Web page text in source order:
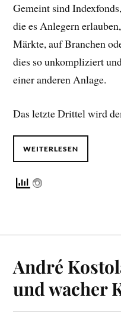
Gemeint sind
die es Anlegern
Märkte, auf Branchen
dies so unkompliziert
einer anderen Anlage.
Das letzte Drittel wird
WEITERLESEN
André
und wacher